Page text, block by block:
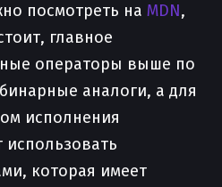
посмотреть на MDN,
главное
операторы выше по
аналоги, а для
исполнения
использовать
которая имеет